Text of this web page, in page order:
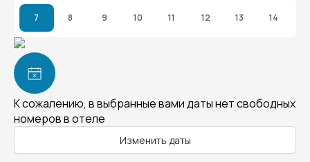
7 8 9 10 11 12 13 14
К сожалению, в выбранные вами даты нет свободных
номеров в отеле
Изменить даты